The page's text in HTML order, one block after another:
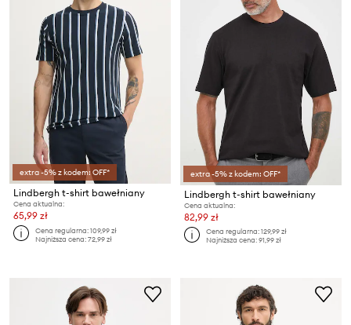
extra -5% z kodem: OFF*
Lindbergh t-shirt bawełniany
Cena aktualna:
65,99 zł
Cena regularna:109,99 zł
Najniższa cena:72,99 zł
extra -5% z kodem: OFF*
Lindbergh t-shirt bawełniany
Cena aktualna:
82,99 zł
Cena regularna:129,99 zł
Najniższa cena:91,99 zł